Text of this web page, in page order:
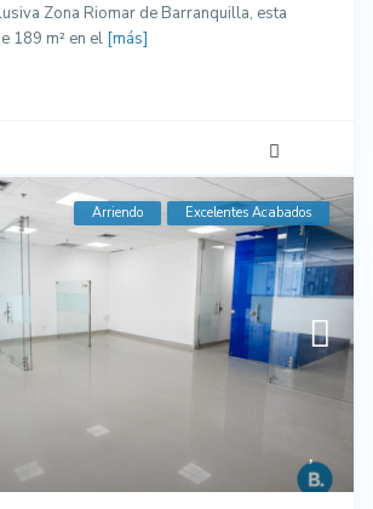
Zona Riomar de Barranquilla, esta
189 m² en el [más]
Arriendo Excelentes Acabados